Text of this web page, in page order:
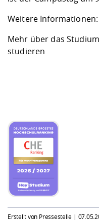
Weitere Informationen:
Mehr über das
studieren
Erstellt von Pressestelle |